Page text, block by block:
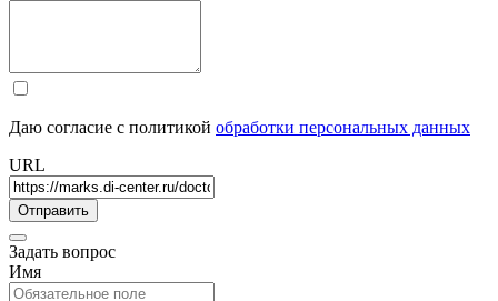
Даю согласие с политикой обработки персональных данных
URL
Задать вопрос
Имя